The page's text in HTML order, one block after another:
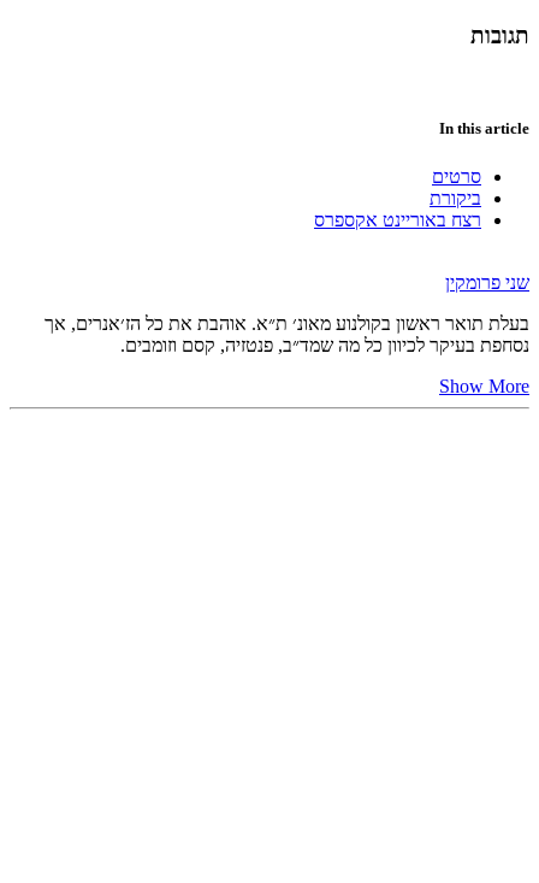
תגובות
In this article
סרטים
ביקורת
רצח באוריינט אקספרס
שני פרומקין
בעלת תואר ראשון בקולנוע מאונ׳ ת״א. אוהבת את כל הז׳אנרים, אך
נסחפת בעיקר לכיוון כל מה שמד״ב, פנטזיה, קסם וזומבים.
Show More